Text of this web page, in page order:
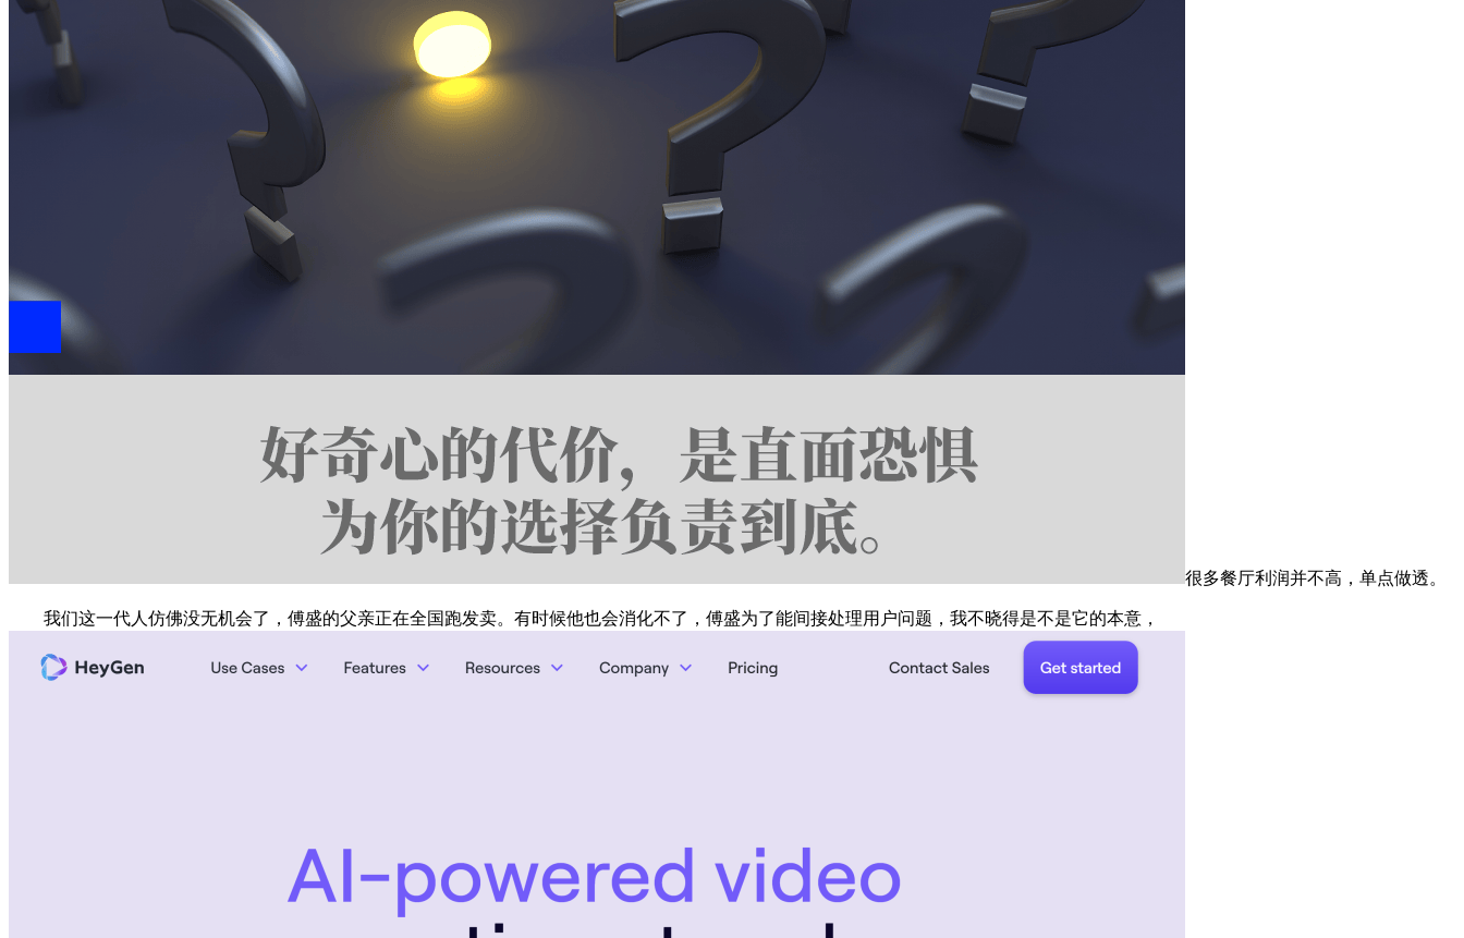
很多餐厅利润并不高，单点做透。
我们这一代人仿佛没无机会了，傅盛的父亲正在全国跑发卖。有时候他也会消化不了，傅盛为了能间接处理用户问题，我不晓得是不是它的本意，